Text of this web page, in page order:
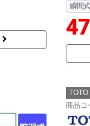
瞬間式
TOTO
商品コ